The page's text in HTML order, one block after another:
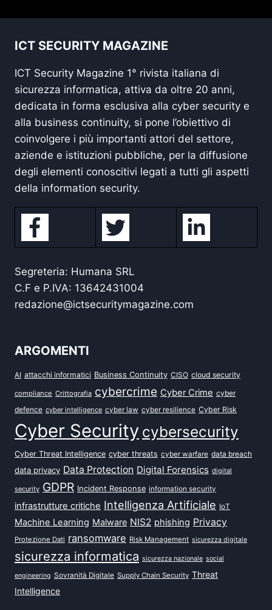
ICT SECURITY MAGAZINE
ICT Security Magazine 1° rivista italiana di
sicurezza informatica, attiva da oltre 20 anni,
dedicata in forma esclusiva alla cyber security e
alla business continuity, si pone l’obiettivo di
coinvolgere i più importanti attori del settore,
aziende e istituzioni pubbliche, per la diffusione
degli elementi conoscitivi legati a tutti gli aspetti
della information security.
Segreteria: Humana SRL
C.F e P.IVA: 13642431004
redazione@ictsecuritymagazine.com
ARGOMENTI
AI attacchi informatici Business Continuity CISO cloud security
compliance Crittografia cybercrime Cyber Crime cyber
defence cyber intelligence cyber law cyber resilience Cyber Risk
Cyber Security cybersecurity
Cyber Threat Intelligence cyber threats cyber warfare data breach
data privacy Data Protection Digital Forensics digital
security GDPR Incident Response information security
infrastrutture critiche Intelligenza Artificiale IoT
Machine Learning Malware NIS2 phishing Privacy
Protezione Dati ransomware Risk Management sicurezza digitale
sicurezza informatica sicurezza nazionale social
engineering Sovranità Digitale Supply Chain Security Threat
Intelligence